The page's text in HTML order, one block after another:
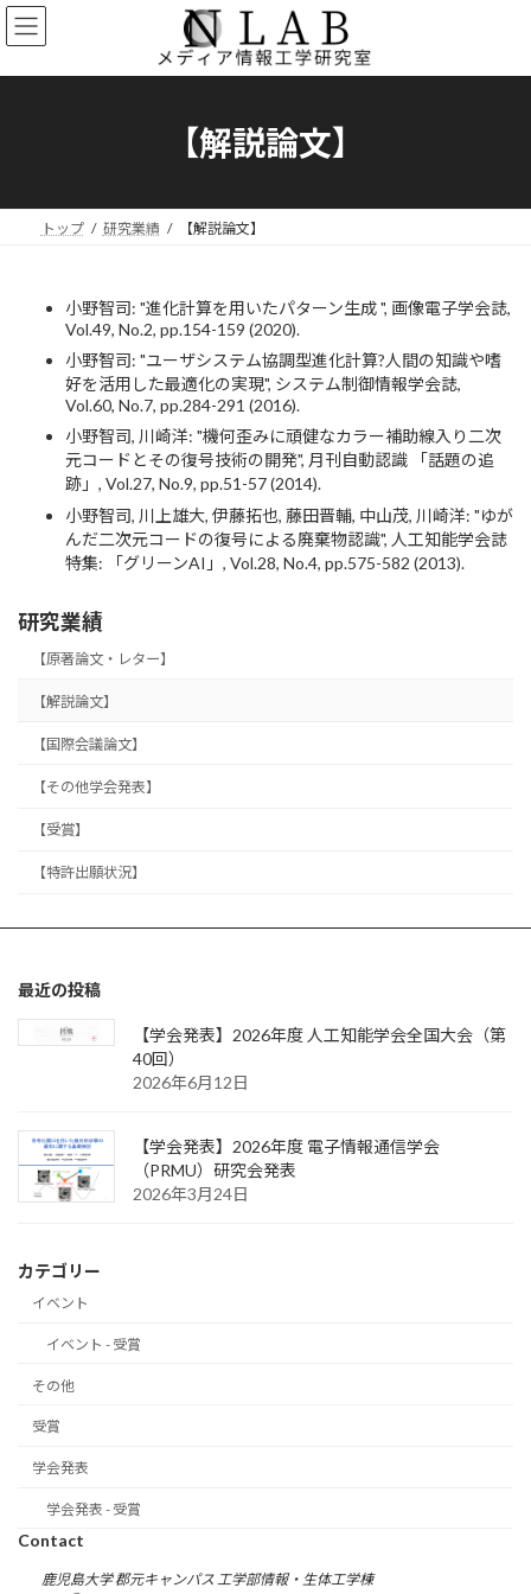
コ
ン
ン
ナ
ビ
ー
【解説論文】
トップ 研究業績 【解説論文】
小野智司: "進化計算を用いたパターン生成 ", 画像電子学会誌,
Vol.49, No.2, pp.154-159 (2020).
小野智司: "ユーザシステム協調型進化計算?人間の知識や嗜
好を活用した最適化の実現", システム制御情報学会誌,
Vol.60, No.7, pp.284-291 (2016).
小野智司, 川崎洋: "機何歪みに頑健なカラー補助線入り二次
元コードとその復号技術の開発", 月刊自動認識 「話題の追
跡」, Vol.27, No.9, pp.51-57 (2014).
小野智司, 川上雄大, 伊藤拓也, 藤田晋輔, 中山茂, 川崎洋: "ゆが
んだ二次元コードの復号による廃棄物認識", 人工知能学会誌
特集: 「グリーンAI」, Vol.28, No.4, pp.575-582 (2013).
研究業績
【原著論文・レター】
【解説論文】
【国際会議論文】
【その他学会発表】
【受賞】
【特許出願状況】
最近の投稿
【学会発表】2026年度 人工知能学会全国大会（第
40回）
2026年6月12日
【学会発表】2026年度 電子情報通信学会
（PRMU）研究会発表
2026年3月24日
カテゴリー
イベント
イベント - 受賞
その他
受賞
学会発表
学会発表 - 受賞
Contact
鹿児島大学 郡元キャンパス 工学部情報・生体工学棟